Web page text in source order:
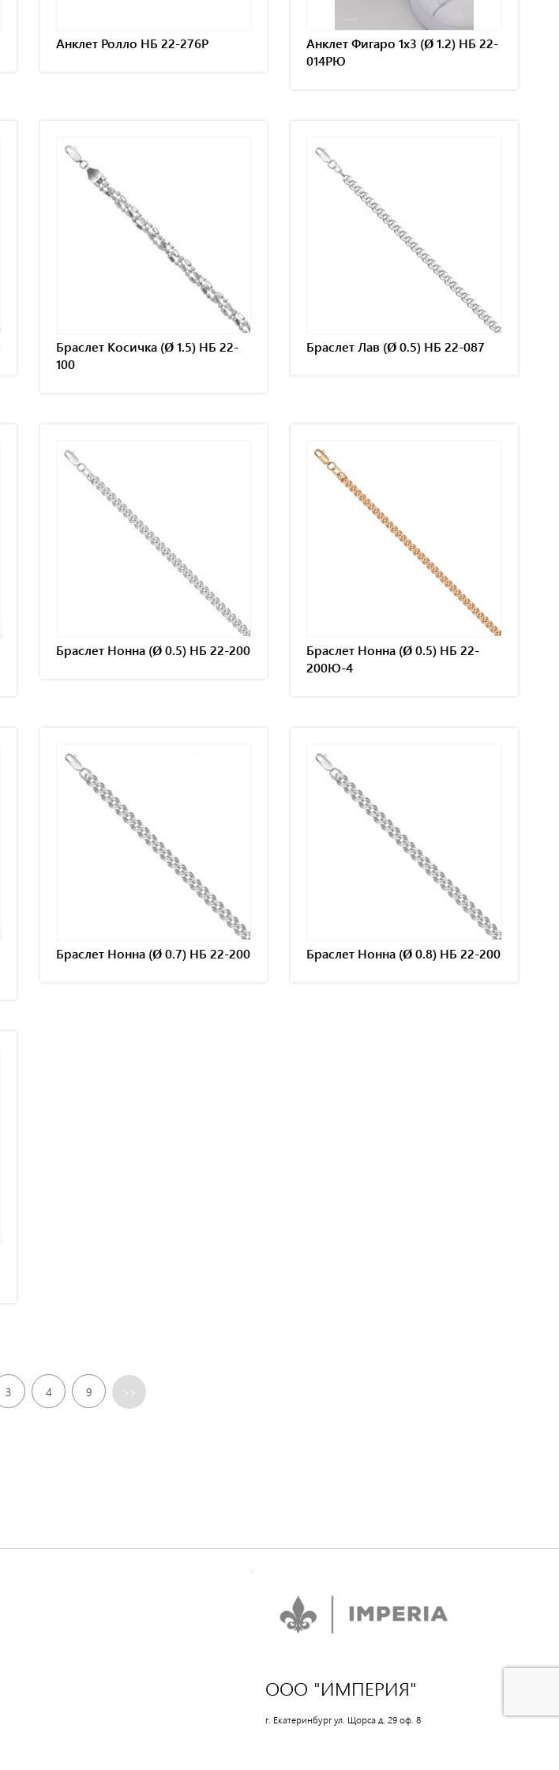
Анклет Ролло НБ 22-276Р
Анклет Фигаро 1х3 (Ø 1.2) НБ 22-
014РЮ
Браслет Косичка (Ø 1.5) НБ 22-
100
Браслет Лав (Ø 0.5) НБ 22-087
Браслет Нонна (Ø 0.5) НБ 22-200
Браслет Нонна (Ø 0.5) НБ 22-
200Ю-4
Браслет Нонна (Ø 0.7) НБ 22-200 Браслет Нонна (Ø 0.8) НБ 22-200
3 4 9 >>
ООО "ИМПЕРИЯ"
г. Екатеринбург ул. Щорса д. 29 оф. 8